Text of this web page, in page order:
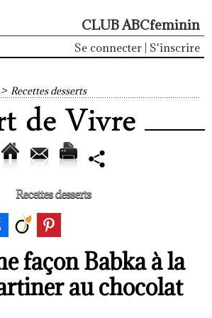
CLUB ABCfeminin
Se connecter S'inscrire
> Recettes desserts
Recettes desserts
façon Babka à la
au chocolat